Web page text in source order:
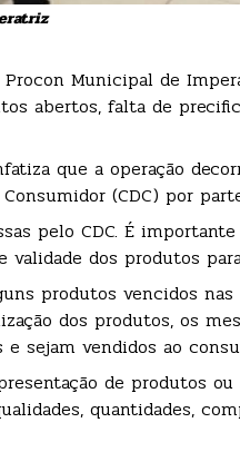
Municipal de
abertos, falta de
que a operação
(CDC) por
pelo CDC. É
dos produtos
produtos vencidos
dos produtos, os
sejam vendidos ao
de produtos
quantidades,